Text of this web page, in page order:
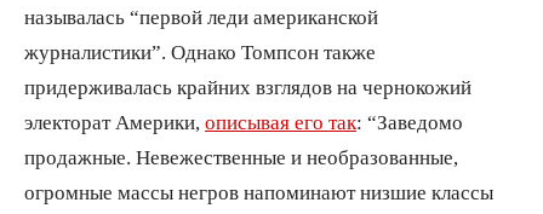
называлась “первой леди американской
журналистики”. Однако Томпсон также
придерживалась крайних взглядов на чернокожий
электорат Америки, описывая его так: “Заведомо
продажные. Невежественные и необразованные,
огромные массы негров напоминают низшие классы